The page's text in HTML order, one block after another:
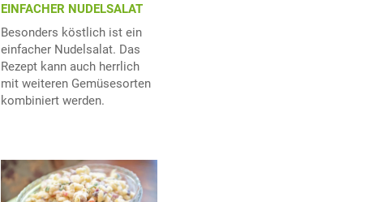
EINFACHER NUDELSALAT
Besonders köstlich ist ein
einfacher Nudelsalat. Das
Rezept kann auch herrlich
mit weiteren Gemüsesorten
kombiniert werden.